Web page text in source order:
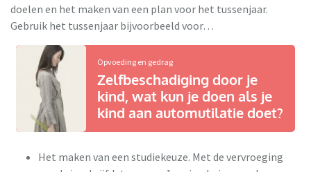
doelen en het maken van een plan voor het tussenjaar.
Gebruik het tussenjaar bijvoorbeeld voor…
Opvoeding en gedrag
Zelfbeschadiging door je
kind, wat kun je doen als je
kind aan automutilatie doet?
Het maken van een studiekeuze. Met de vervroeging